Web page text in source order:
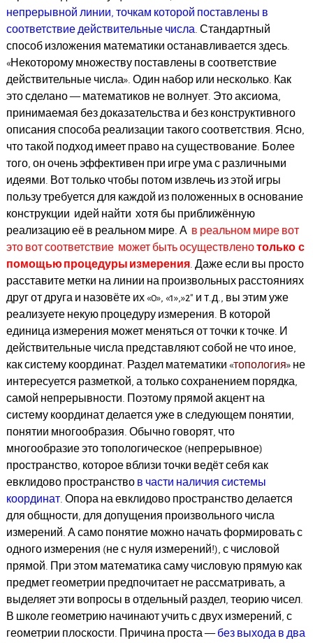
непрерывной линии, точкам которой поставлены в
соответствие действительные числа. Стандартный
способ изложения математики останавливается здесь.
«Некоторому множеству поставлены в соответствие
действительные числа». Один набор или несколько. Как
это сделано — математиков не волнует. Это аксиома,
принимаемая без доказательства и без конструктивного
описания способа реализации такого соответствия. Ясно,
что такой подход имеет право на существование. Более
того, он очень эффективен при игре ума с различными
идеями. Вот только чтобы потом извлечь из этой игры
пользу требуется для каждой из положенных в основание
конструкции идей найти хотя бы приближённую
реализацию её в реальном мире. А в реальном мире вот
это вот соответствие может быть осуществленотолько с
помощью процедуры измерения. Даже если вы просто
расставите метки на линии на произвольных расстояниях
друг от друга и назовёте их «0», «1»,»2″ и т.д., вы этим уже
реализуете некую процедуру измерения. В которой
единица измерения может меняться от точки к точке. И
действительные числа представляют собой не что иное,
как систему координат. Раздел математики «топология» не
интересуется разметкой, а только сохранением порядка,
самой непрерывности. Поэтому прямой акцент на
систему координат делается уже в следующем понятии,
понятии многообразия. Обычно говорят, что
многообразие это топологическое (непрерывное)
пространство, которое вблизи точки ведёт себя как
евклидово пространство в части наличия системы
координат. Опора на евклидово пространство делается
для общности, для допущения произвольного числа
измерений. А само понятие можно начать формировать с
одного измерения (не с нуля измерений!), с числовой
прямой. При этом математика саму числовую прямую как
предмет геометрии предпочитает не рассматривать, а
выделяет эти вопросы в отдельный раздел, теорию чисел.
В школе геометрию начинают учить с двух измерений, с
геометрии плоскости. Причина проста —без выхода в два